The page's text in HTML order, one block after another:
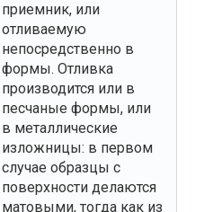
приемник, или
отливаемую
непосредственно в
формы. Отливка
производится или в
песчаные формы, или
в металлические
изложницы: в первом
случае образцы с
поверхности делаются
матовыми, тогда как из